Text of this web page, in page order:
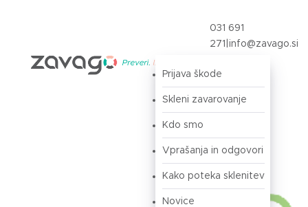
031 691
271 info@zavago.si
Prijava škode
Skleni zavarovanje
Kdo smo
Vprašanja in odgovori
Kako poteka sklenitev
Novice